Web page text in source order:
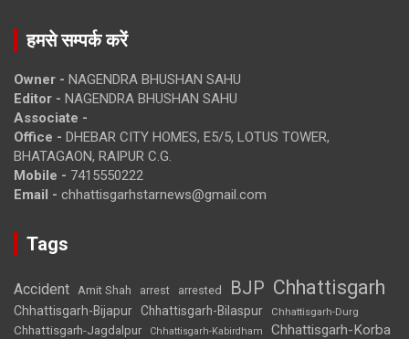
हमसे सम्पर्क करें
Owner - NAGENDRA BHUSHAN SAHU
Editor - NAGENDRA BHUSHAN SAHU
Associate -
Office - DHEBAR CITY HOMES, E5/5, LOTUS TOWER,
BHATAGAON, RAIPUR C.G.
Mobile - 7415550222
Email - chhattisgarhstarnews@gmail.com
Tags
Accident Amit Shah arrest arrested BJP Chhattisgarh
Chhattisgarh-Bijapur Chhattisgarh-Bilaspur Chhattisgarh-Durg
Chhattisgarh-Jagdalpur Chhattisgarh-Kabirdham Chhattisgarh-Korba